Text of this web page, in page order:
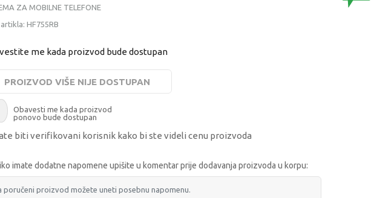
ZA MOBILNE TELEFONE
HF755RB
me kada proizvod bude dostupan
PROIZVOD VIŠE NIJE DOSTUPAN
Obavesti me kada proizvod
ponovo bude dostupan
biti verifikovani korisnik kako bi ste videli cenu proizvoda
imate dodatne napomene upišite u komentar prije dodavanja proizvoda u korpu: